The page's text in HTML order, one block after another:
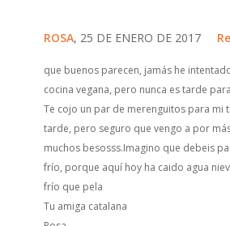
ROSA, 25 DE ENERO DE 2017
que buenos parecen, jamás he
cocina vegana, pero nunca es tarde
Te cojo un par de merenguitos para mi
tarde, pero seguro que vengo a por
muchos besosss.Imagino que debeis
frío, porque aquí hoy ha caido agua
frío que pela
Tu amiga catalana